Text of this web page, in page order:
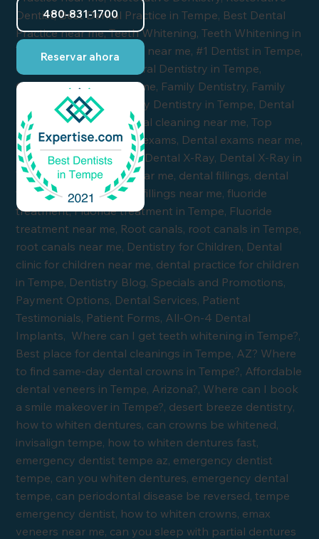
480-831-1700
Reservar ahora